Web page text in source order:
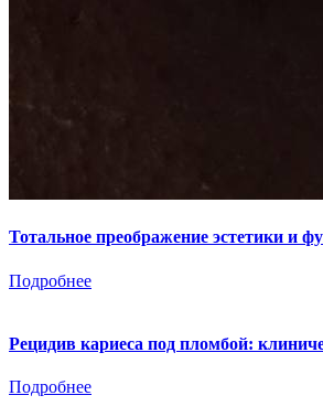
Тотальное преображение эстетики и
Подробнее
Рецидив кариеса под пломбой:
Подробнее